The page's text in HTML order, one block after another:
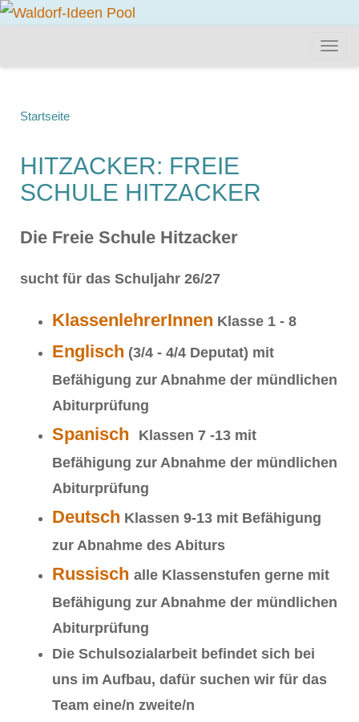
Startseite
HITZACKER: FREIE
SCHULE HITZACKER
Die Freie Schule Hitzacker
sucht für das Schuljahr 26/27
KlassenlehrerInnen Klasse 1 - 8
Englisch (3/4 - 4/4 Deputat) mit
Befähigung zur Abnahme der mündlichen
Abiturprüfung
Spanisch
Klassen 7 -13 mit
Befähigung zur Abnahme der mündlichen
Abiturprüfung
Deutsch Klassen 9-13 mit Befähigung
zur Abnahme des Abiturs
Russisch alle Klassenstufen gerne mit
Befähigung zur Abnahme der mündlichen
Abiturprüfung
Die Schulsozialarbeit befindet sich bei
uns im Aufbau, dafür suchen wir für das
Team eine/n zweite/n